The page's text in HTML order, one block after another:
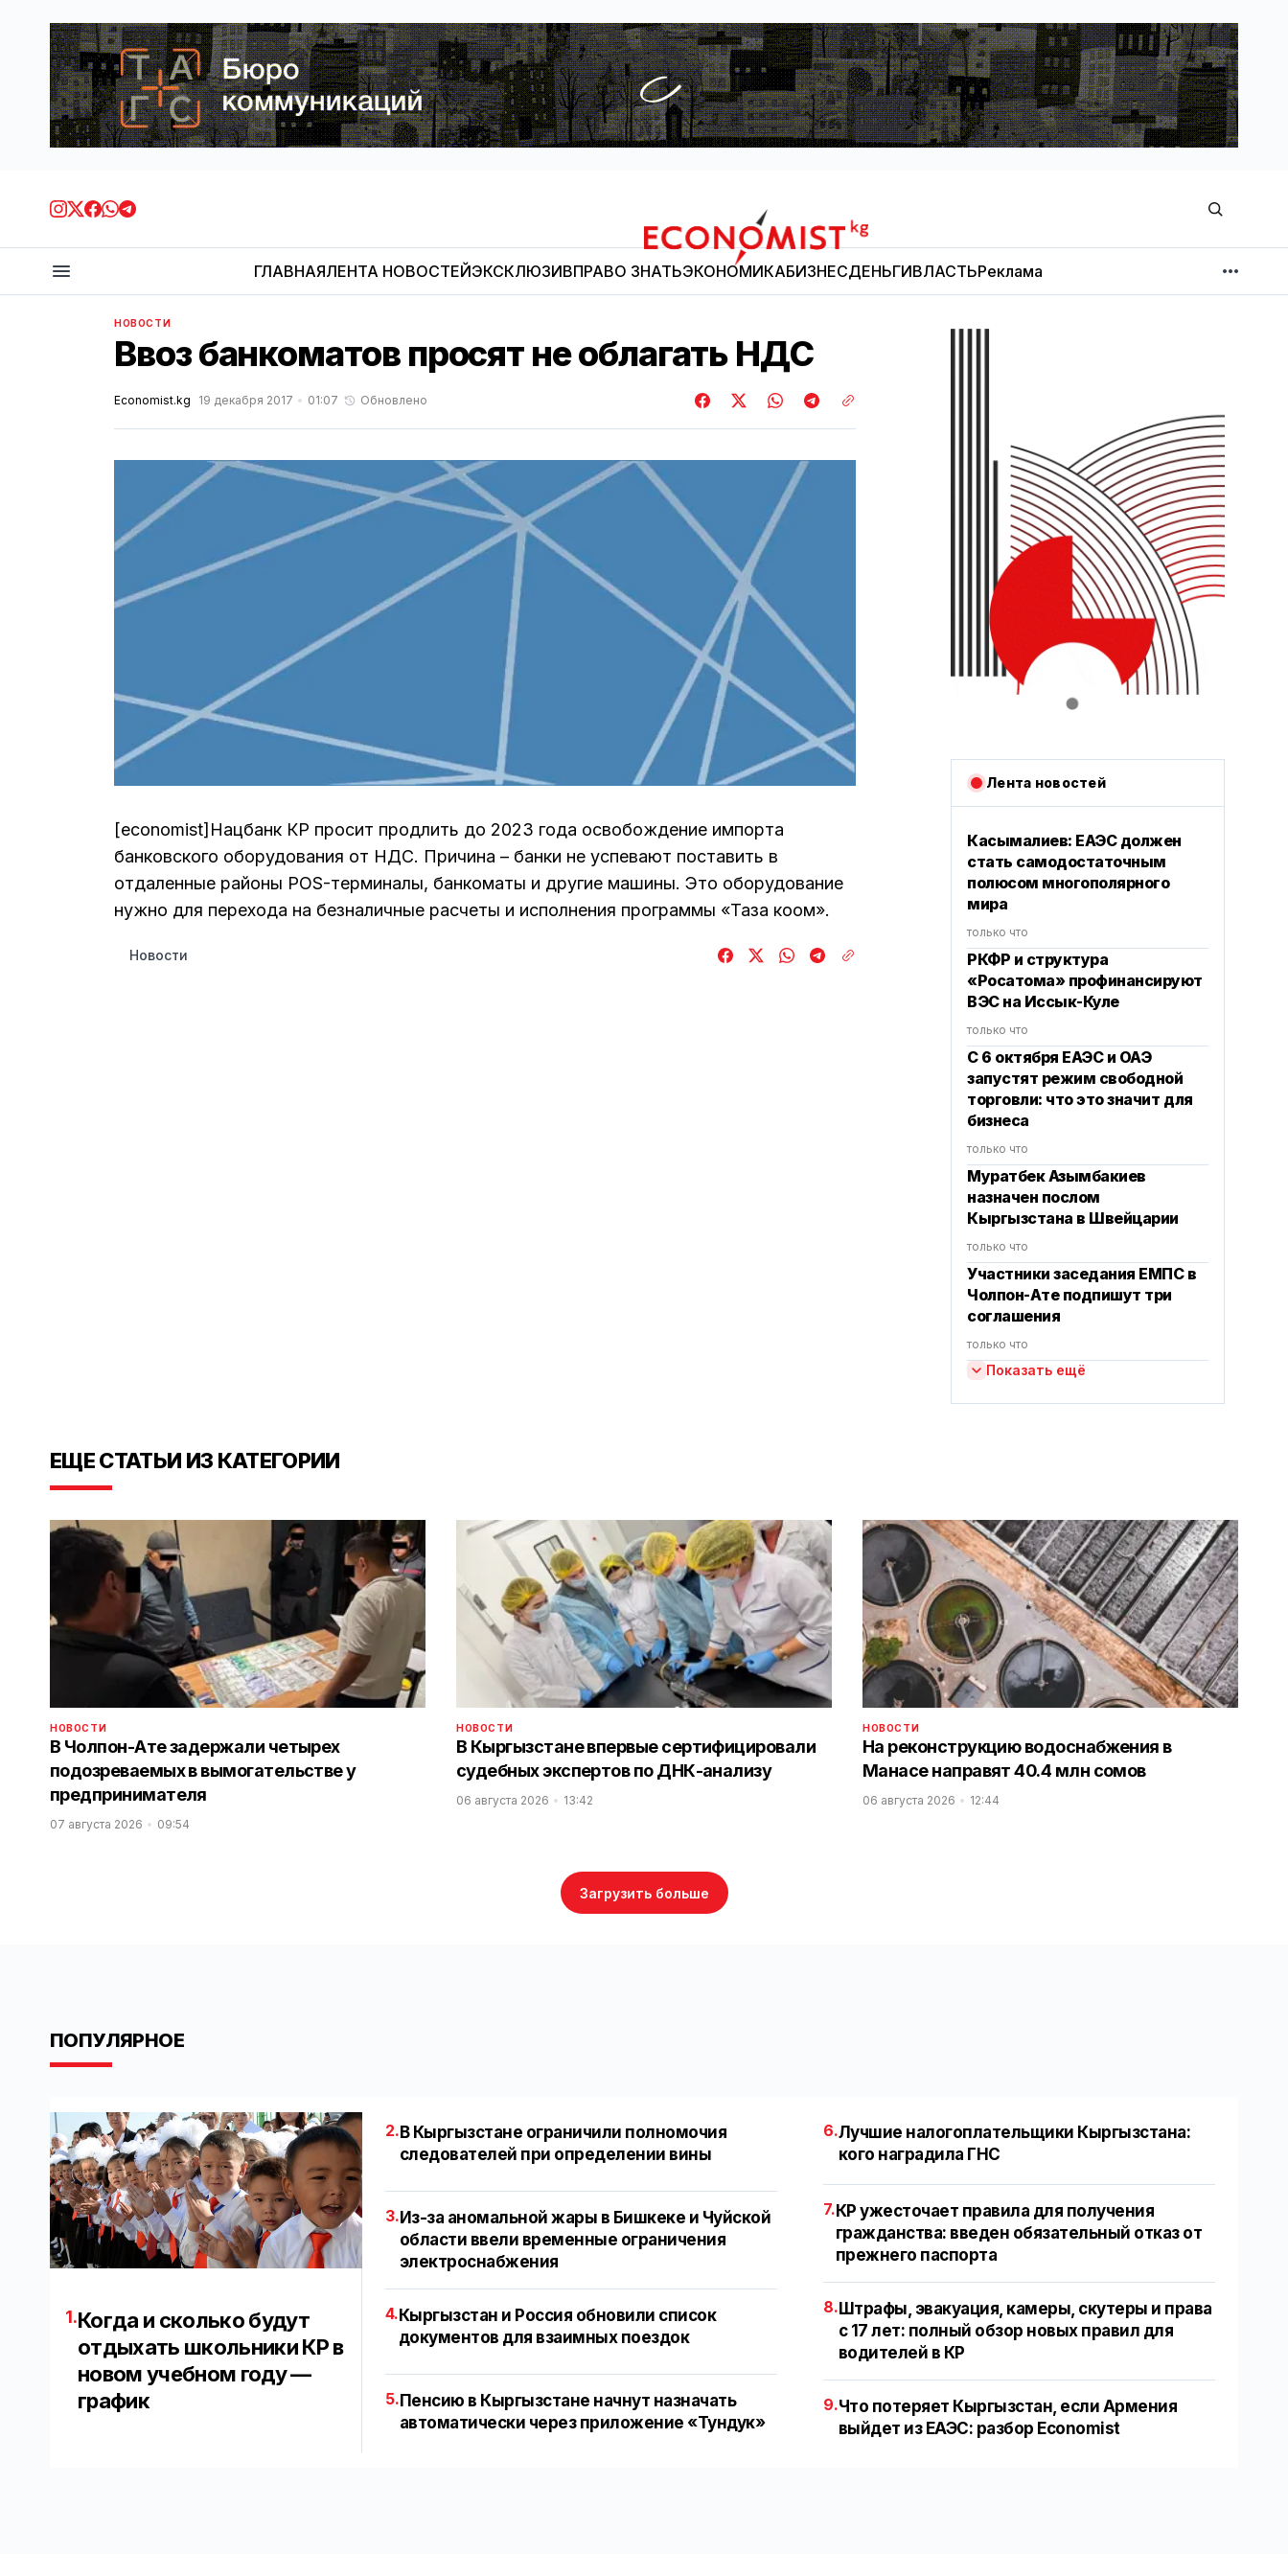
Economist.kg
ГЛАВНАЯЛЕНТА НОВОСТЕЙЭКСКЛЮЗИВПРАВО ЗНАТЬЭКОНОМИКАБИЗНЕСДЕНЬГИВЛАСТЬРеклама
МНЕНИЕ
НОВОСТИ
Ввоз банкоматов просят не облагать НДС
Economist.kg 19 декабря 2017 01:07 Обновлено
[economist]Нацбанк КР просит продлить до 2023 года освобождение импорта
банковского оборудования от НДС. Причина – банки не успевают поставить в
отдаленные районы POS-терминалы, банкоматы и другие машины. Это оборудование
нужно для перехода на безналичные расчеты и исполнения программы «Таза коом».
Новости
Лента новостей
Касымалиев: ЕАЭС должен
стать самодостаточным
полюсом многополярного
мира
только что
РКФР и структура
«Росатома» профинансируют
ВЭС на Иссык-Куле
только что
С 6 октября ЕАЭС и ОАЭ
запустят режим свободной
торговли: что это значит для
бизнеса
только что
Муратбек Азымбакиев
назначен послом
Кыргызстана в Швейцарии
только что
Участники заседания ЕМПС в
Чолпон-Ате подпишут три
соглашения
только что
Показать ещё
ЕЩЕ СТАТЬИ ИЗ КАТЕГОРИИ
НОВОСТИ
В Чолпон-Ате задержали четырех
подозреваемых в вымогательстве у
предпринимателя
07 августа 2026 09:54
НОВОСТИ
В Кыргызстане впервые сертифицировали
судебных экспертов по ДНК-анализу
06 августа 2026 13:42
НОВОСТИ
На реконструкцию водоснабжения в
Манасе направят 40.4 млн сомов
06 августа 2026 12:44
Загрузить больше
ПОПУЛЯРНОЕ
1.Когда и сколько будут
отдыхать школьники КР в
новом учебном году —
график
2. В Кыргызстане ограничили полномочия
следователей при определении вины
3.Из-за аномальной жары в Бишкеке и Чуйской
области ввели временные ограничения
электроснабжения
4.Кыргызстан и Россия обновили список
документов для взаимных поездок
5.Пенсию в Кыргызстане начнут назначать
автоматически через приложение «Тундук»
6.Лучшие налогоплательщики Кыргызстана:
кого наградила ГНС
7. КР ужесточает правила для получения
гражданства: введен обязательный отказ от
прежнего паспорта
8. Штрафы, эвакуация, камеры, скутеры и права
с 17 лет: полный обзор новых правил для
водителей в КР
9.Что потеряет Кыргызстан, если Армения
выйдет из ЕАЭС: разбор Economist